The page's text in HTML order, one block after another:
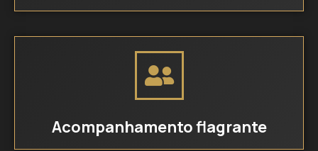
Acompanhamento flagrante